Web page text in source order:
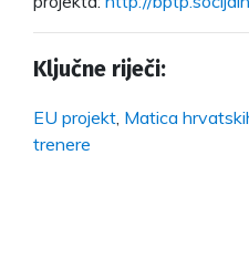
Ključne riječi:
EU projekt Matica
trenere